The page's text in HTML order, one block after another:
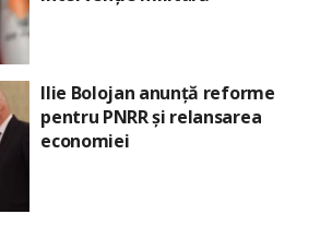
Ilie Bolojan anunță reforme
pentru PNRR și relansarea
economiei